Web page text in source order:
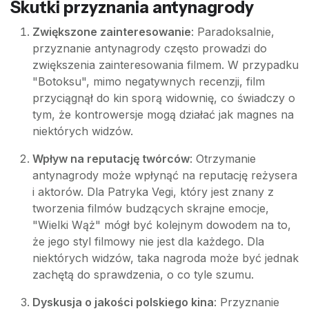
Skutki przyznania antynagrody
Zwiększone zainteresowanie: Paradoksalnie,
przyznanie antynagrody często prowadzi do
zwiększenia zainteresowania filmem. W przypadku
"Botoksu", mimo negatywnych recenzji, film
przyciągnął do kin sporą widownię, co świadczy o
tym, że kontrowersje mogą działać jak magnes na
niektórych widzów.
Wpływ na reputację twórców: Otrzymanie
antynagrody może wpłynąć na reputację reżysera
i aktorów. Dla Patryka Vegi, który jest znany z
tworzenia filmów budzących skrajne emocje,
"Wielki Wąż" mógł być kolejnym dowodem na to,
że jego styl filmowy nie jest dla każdego. Dla
niektórych widzów, taka nagroda może być jednak
zachętą do sprawdzenia, o co tyle szumu.
Dyskusja o jakości polskiego kina: Przyznanie